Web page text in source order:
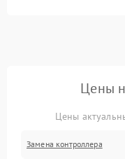
Цены
Цены
Замена контроллера